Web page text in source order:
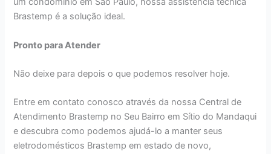
Brastemp é a solução ideal.
Pronto para Atender
Não deixe para depois o que podemos resolver hoje.
Entre em contato conosco através da nossa Central de
Atendimento Brastemp no Seu Bairro em Sítio do Mandaqui
e descubra como podemos ajudá-lo a manter seus
eletrodomésticos Brastemp em estado de novo,